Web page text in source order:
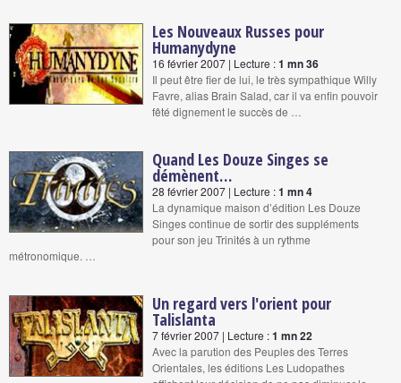
Les Nouveaux Russes pour
Humanydyne
16 février 2007 | Lecture :1 mn 36
Il peut être fier de lui, le très sympathique Willy
Favre, alias Brain Salad, car il va enfin pouvoir
fêté dignement le succès de …
Quand Les Douze Singes se
démènent…
28 février 2007 | Lecture :1 mn 4
La dynamique maison d’édition Les Douze
Singes continue de sortir des suppléments
pour son jeu Trinités à un rythme
métronomique. …
Un regard vers l'orient pour
Talislanta
7 février 2007 | Lecture :1 mn 22
Avec la parution des Peuples des Terres
Orientales, les éditions Les Ludopathes